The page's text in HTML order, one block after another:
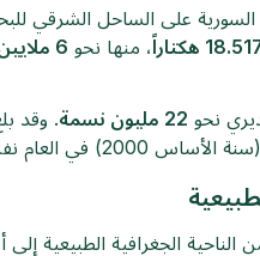
السورية على الساحل الشرقي
هكتاراً ، منها نحو 6 ملايين هكتار
نحو 22 مليون نسمة . وقد
في العام نفسه حوالي
الجغرافية الطبيعية